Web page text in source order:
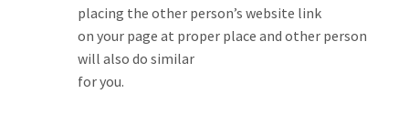
placing the other person’s website link
on your page at proper place and other person
will also do similar
for you.